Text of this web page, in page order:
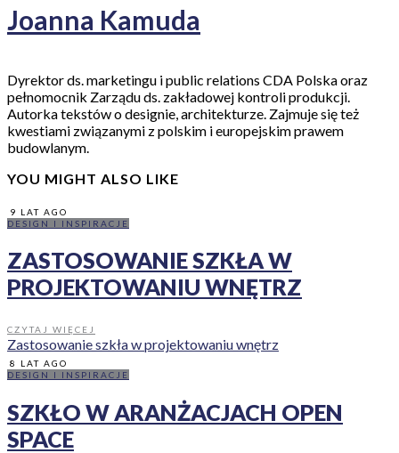
Joanna Kamuda
Dyrektor ds. marketingu i public relations CDA Polska oraz
pełnomocnik Zarządu ds. zakładowej kontroli produkcji.
Autorka tekstów o designie, architekturze. Zajmuje się też
kwestiami związanymi z polskim i europejskim prawem
budowlanym.
YOU MIGHT ALSO LIKE
9 LAT AGO
DESIGN I INSPIRACJE
ZASTOSOWANIE SZKŁA W
PROJEKTOWANIU WNĘTRZ
CZYTAJ WIĘCEJ
Zastosowanie szkła w projektowaniu wnętrz
8 LAT AGO
DESIGN I INSPIRACJE
SZKŁO W ARANŻACJACH OPEN
SPACE